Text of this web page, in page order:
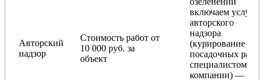
Авторский
надзор
Стоимость работ от
10 000 руб. за
объект
включаем услугу
авторского
надзора
(курирование
посадочных работ
специалистом
компании) — от